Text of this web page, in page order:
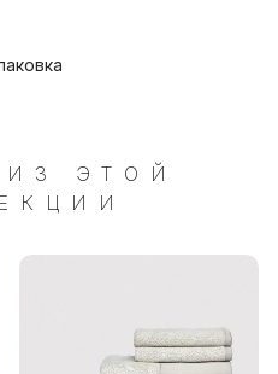
ЭТОЙ